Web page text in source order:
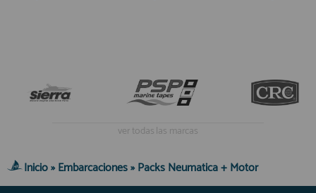
ver todas las marcas
Inicio»Embarcaciones»Packs Neumatica + Motor